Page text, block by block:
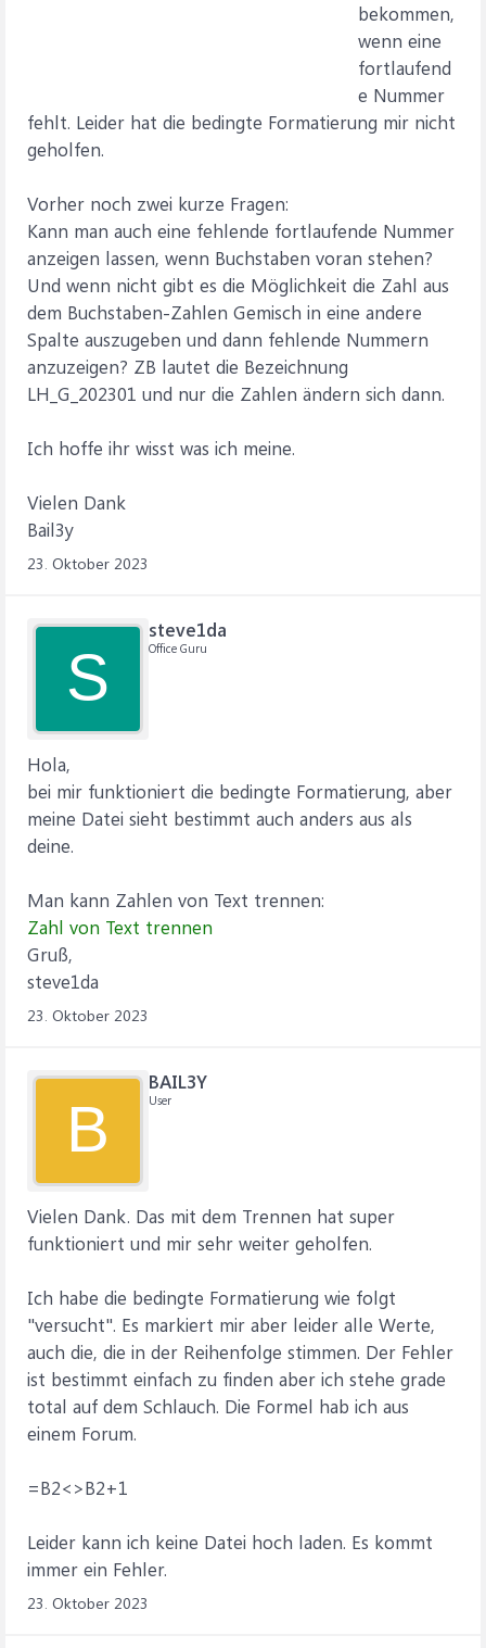
bekommen,
wenn eine
fortlaufend
e Nummer
fehlt. Leider hat die bedingte Formatierung mir nicht
geholfen.
Vorher noch zwei kurze Fragen:
Kann man auch eine fehlende fortlaufende Nummer
anzeigen lassen, wenn Buchstaben voran stehen?
Und wenn nicht gibt es die Möglichkeit die Zahl aus
dem Buchstaben-Zahlen Gemisch in eine andere
Spalte auszugeben und dann fehlende Nummern
anzuzeigen? ZB lautet die Bezeichnung
LH_G_202301 und nur die Zahlen ändern sich dann.
Ich hoffe ihr wisst was ich meine.
Vielen Dank
Bail3y
23. Oktober 2023
S
steve1da
Office Guru
Hola,
bei mir funktioniert die bedingte Formatierung, aber
meine Datei sieht bestimmt auch anders aus als
deine.
Man kann Zahlen von Text trennen:
Zahl von Text trennen
Gruß,
steve1da
23. Oktober 2023
B
BAIL3Y
User
Vielen Dank. Das mit dem Trennen hat super
funktioniert und mir sehr weiter geholfen.
Ich habe die bedingte Formatierung wie folgt
"versucht". Es markiert mir aber leider alle Werte,
auch die, die in der Reihenfolge stimmen. Der Fehler
ist bestimmt einfach zu finden aber ich stehe grade
total auf dem Schlauch. Die Formel hab ich aus
einem Forum.
=B2<>B2+1
Leider kann ich keine Datei hoch laden. Es kommt
immer ein Fehler.
23. Oktober 2023